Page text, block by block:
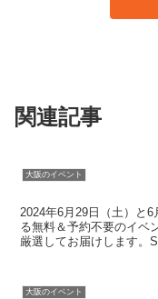
関連記事
大阪のイベント
2024年6月29日（土）と
る無料＆予約不要のイベ
厳選してお届けします。
大阪のイベント